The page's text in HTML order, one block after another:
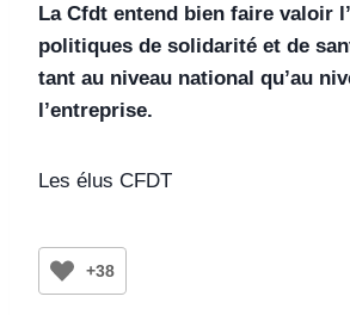
La Cfdt entend bien faire valoir
politiques de solidarité et de
tant au niveau national qu’au
l’entreprise.
Les élus CFDT
+38